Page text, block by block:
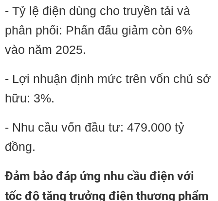
- Tỷ lệ điện dùng cho truyền tải và
phân phối: Phấn đấu giảm còn 6%
vào năm 2025.
- Lợi nhuận định mức trên vốn chủ sở
hữu: 3%.
- Nhu cầu vốn đầu tư: 479.000 tỷ
đồng.
Đảm bảo đáp ứng nhu cầu điện với
tốc độ tăng trưởng điện thương phẩm